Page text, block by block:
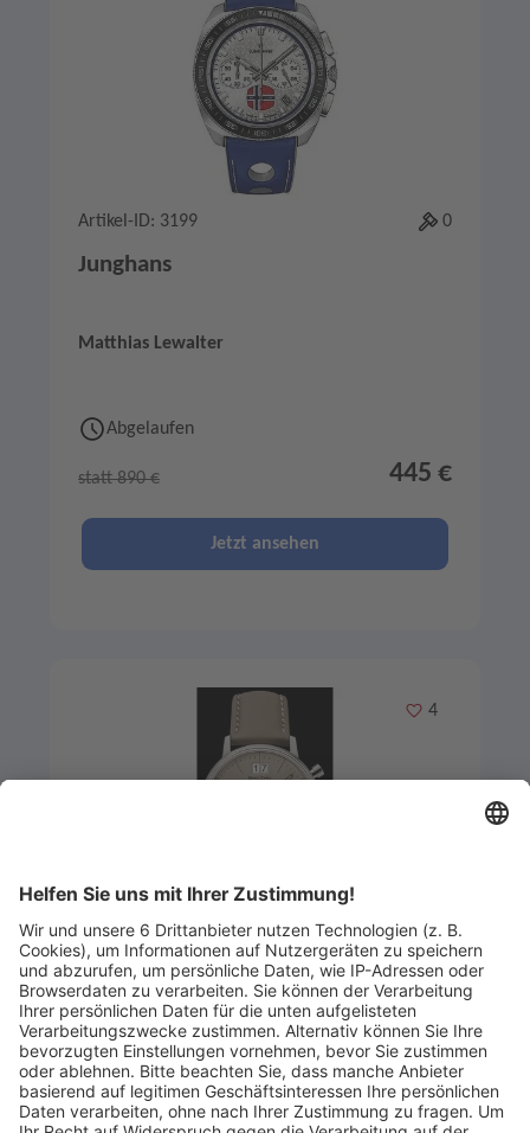
Artikel-ID: 3199 0
Junghans
Matthias Lewalter
Abgelaufen
statt 890 € 445 €
Jetzt ansehen
Merken
4
Artikel-ID: 3541 0
Bruno Söhne (Glashütte) 17-13178-
141 Herrenarmbanduhr
Juwelier Ihringer